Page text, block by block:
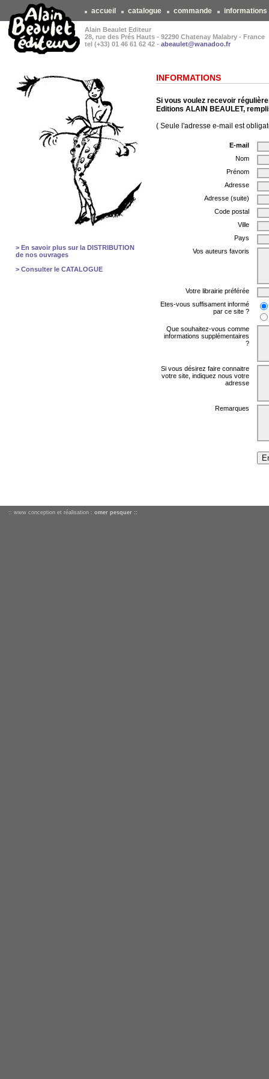
accueil catalogue commande informations
Alain Beaulet Editeur
28, rue des Prés Hauts - 92290 Chatenay Malabry - France
tel (+33) 01 46 61 62 42 - abeaulet@wanadoo.fr
> En savoir plus sur la DISTRIBUTION
de nos ouvrages
> Consulter le CATALOGUE
INFORMATIONS
Si vous voulez recevoir
Editions ALAIN BEAULET,
( Seule l'adresse e-mail est
E-mail
Nom
Prénom
Adresse
Adresse (suite)
Code postal
Ville
Pays
Vos auteurs favoris
Votre librairie préférée
Etes-vous suffisament informé
par ce site ?
Que souhaitez-vous comme
informations supplémentaires
?
Si vous désirez faire connaitre
votre site, indiquez nous votre
adresse
Remarques
:: www conception et réalisation : omer pesquer ::